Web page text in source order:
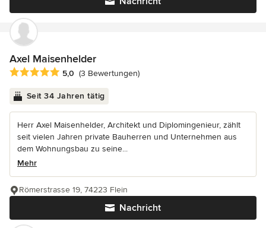
Axel Maisenhelder
Durchschnittliche Bewertung: 5 von 5 Sternen
5,0 (3 Bewertungen)
Seit 34 Jahren tätig
Herr Axel Maisenhelder, Architekt und Diplomingenieur, zählt
seit vielen Jahren private Bauherren und Unternehmen aus
dem Wohnungsbau zu seine...
Mehr
Nachricht
Römerstrasse 19, 74223 Flein